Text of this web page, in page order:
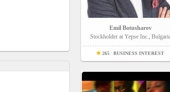
Emil Botusharov
Stockholder at Yepse Inc.,
265 BUSINESS INTEREST